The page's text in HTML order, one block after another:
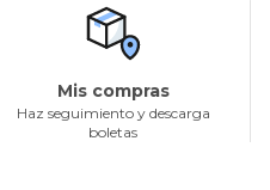
Mis compras
Haz seguimiento y descarga
boletas